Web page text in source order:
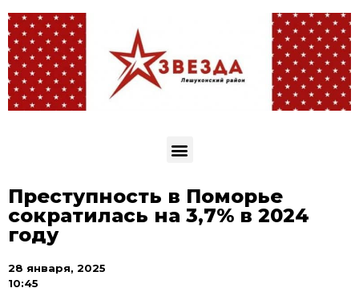
Преступность в Поморье
сократилась на 3,7% в 2024
году
28 января, 2025
10:45